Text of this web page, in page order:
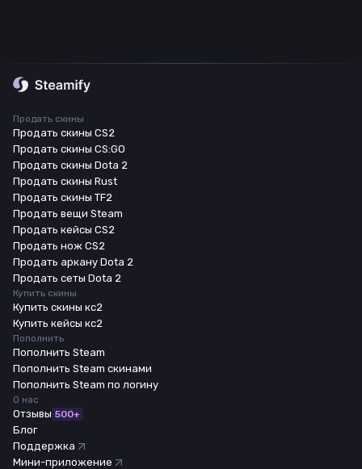
Продать скины
Продать скины CS2
Продать скины CS:GO
Продать скины Dota 2
Продать скины Rust
Продать скины TF2
Продать вещи Steam
Продать кейсы CS2
Продать нож CS2
Продать аркану Dota 2
Продать сеты Dota 2
Купить скины
Купить скины кс2
Купить кейсы кс2
Пополнить
Пополнить Steam
Пополнить Steam скинами
Пополнить Steam по логину
О нас
Отзывы 500+
Блог
Поддержка
Мини-приложение